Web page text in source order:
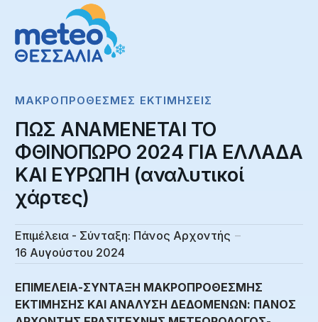
ΜΑΚΡΟΠΡΌΘΕΣΜΕΣ ΕΚΤΙΜΉΣΕΙΣ
ΠΩΣ ΑΝΑΜΕΝΕΤΑΙ ΤΟ
ΦΘΙΝΟΠΩΡΟ 2024 ΓΙΑ ΕΛΛΑΔΑ
ΚΑΙ ΕΥΡΩΠΗ (αναλυτικοί
χάρτες)
Επιμέλεια - Σύνταξη: Πάνος Αρχοντής
16 Αυγούστου 2024
ΕΠΙΜΕΛΕΙΑ-ΣΥΝΤΑΞΗ ΜΑΚΡΟΠΡΟΘΕΣΜΗΣ
ΕΚΤΙΜΗΣΗΣ ΚΑΙ ΑΝΑΛΥΣΗ ΔΕΔΟΜΕΝΩΝ: ΠΑΝΟΣ